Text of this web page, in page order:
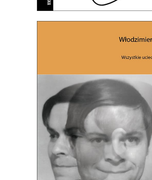
NIEMIEC. WSZYSTKIE
ZYGFRYDA (EBOOK)
61.00zł 26.50zł